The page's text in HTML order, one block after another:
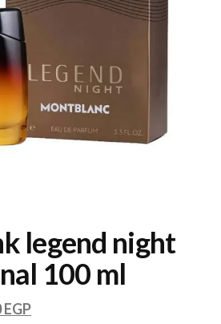
legend night
100 ml
EGP